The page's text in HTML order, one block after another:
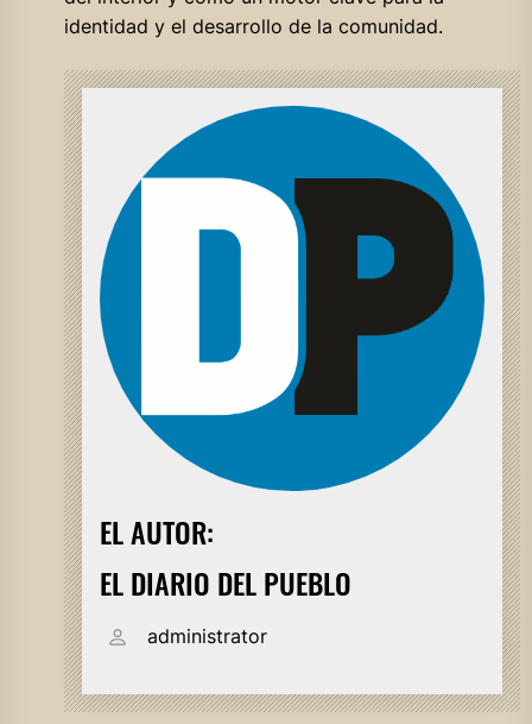
identidad y el desarrollo de la comunidad.
EL AUTOR:
EL DIARIO DEL PUEBLO
administrator